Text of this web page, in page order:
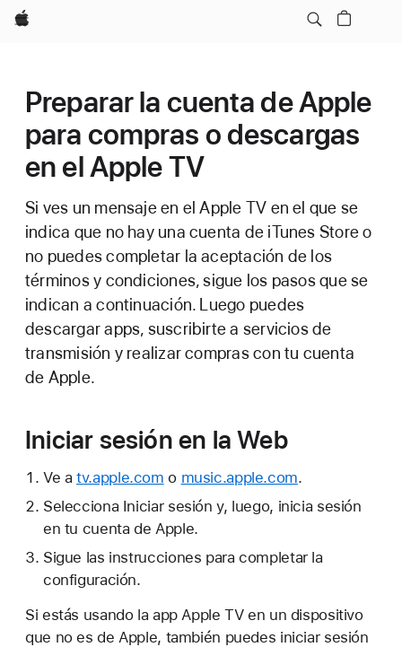
Apple
Preparar la cuenta de Apple
para compras o descargas
en el Apple TV
Si ves un mensaje en el Apple TV en el que se
indica que no hay una cuenta de iTunes Store o
no puedes completar la aceptación de los
términos y condiciones, sigue los pasos que se
indican a continuación. Luego puedes
descargar apps, suscribirte a servicios de
transmisión y realizar compras con tu cuenta
de Apple.
Iniciar sesión en la Web
Ve atv.apple.com o music.apple.com.
Selecciona Iniciar sesión y, luego, inicia sesión
en tu cuenta de Apple.
Sigue las instrucciones para completar la
configuración.
Si estás usando la app Apple TV en un dispositivo
que no es de Apple, también puedes iniciar sesión